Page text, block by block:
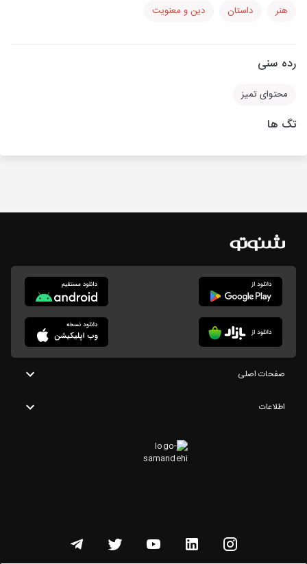
هنر داستان دین و معنویت
رده سنی
محتوای تمیز
تگ ها
صفحات اصلی
اطلاعات